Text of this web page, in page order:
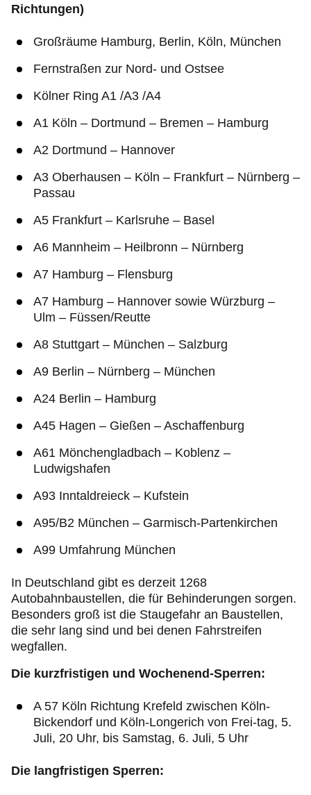
Richtungen)
Großräume Hamburg, Berlin, Köln, München
Fernstraßen zur Nord- und Ostsee
Kölner Ring A1 /A3 /A4
A1 Köln – Dortmund – Bremen – Hamburg
A2 Dortmund – Hannover
A3 Oberhausen – Köln – Frankfurt – Nürnberg –
Passau
A5 Frankfurt – Karlsruhe – Basel
A6 Mannheim – Heilbronn – Nürnberg
A7 Hamburg – Flensburg
A7 Hamburg – Hannover sowie Würzburg –
Ulm – Füssen/Reutte
A8 Stuttgart – München – Salzburg
A9 Berlin – Nürnberg – München
A24 Berlin – Hamburg
A45 Hagen – Gießen – Aschaffenburg
A61 Mönchengladbach – Koblenz –
Ludwigshafen
A93 Inntaldreieck – Kufstein
A95/B2 München – Garmisch-Partenkirchen
A99 Umfahrung München
In Deutschland gibt es derzeit 1268
Autobahnbaustellen, die für Behinderungen sorgen.
Besonders groß ist die Staugefahr an Baustellen,
die sehr lang sind und bei denen Fahrstreifen
wegfallen.
Die kurzfristigen und Wochenend-Sperren:
A 57 Köln Richtung Krefeld zwischen Köln-
Bickendorf und Köln-Longerich von Frei-tag, 5.
Juli, 20 Uhr, bis Samstag, 6. Juli, 5 Uhr
Die langfristigen Sperren: